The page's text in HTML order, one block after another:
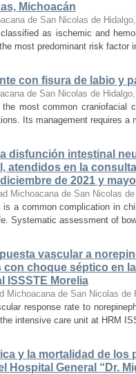
Michoacán
de San Nicolas de Hidalgo
as ischemic and
most predominant risk factor
con fisura de labio y
de San Nicolas de Hidalgo
most common craniofacial
Its management requires a
disfunción intestinal
atendidos en la
de 2021 y
Michoacana de San Nicolas
is a common complication in
Systematic assessment of
vascular a
con choque séptico en
ISSSTE Morelia
Michoacana de San Nicolas de
response rate to
intensive care unit at HRM
y la mortalidad de los
Hospital General “Dr.